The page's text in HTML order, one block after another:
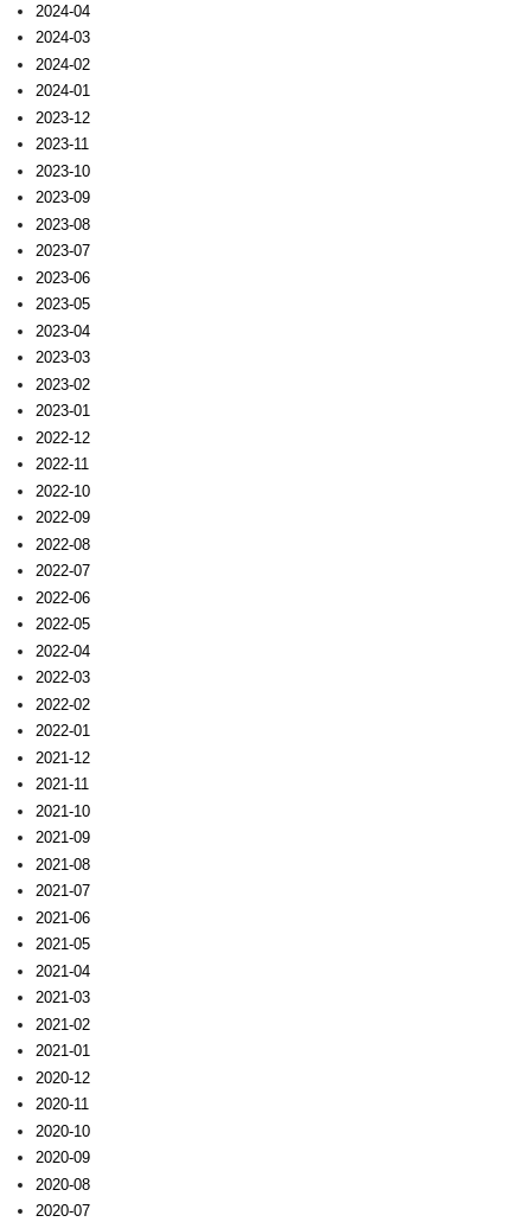
2024-04
2024-03
2024-02
2024-01
2023-12
2023-11
2023-10
2023-09
2023-08
2023-07
2023-06
2023-05
2023-04
2023-03
2023-02
2023-01
2022-12
2022-11
2022-10
2022-09
2022-08
2022-07
2022-06
2022-05
2022-04
2022-03
2022-02
2022-01
2021-12
2021-11
2021-10
2021-09
2021-08
2021-07
2021-06
2021-05
2021-04
2021-03
2021-02
2021-01
2020-12
2020-11
2020-10
2020-09
2020-08
2020-07